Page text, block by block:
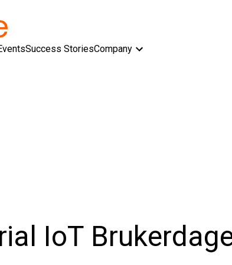
Success StoriesCompany
IoT